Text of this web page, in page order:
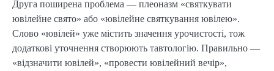
Друга поширена проблема — плеоназм «святкувати
ювілейне свято» або «ювілейне святкування ювілею».
Слово «ювілей» уже містить значення урочистості, тож
додаткові уточнення створюють тавтологію. Правильно —
«відзначити ювілей», «провести ювілейний вечір»,